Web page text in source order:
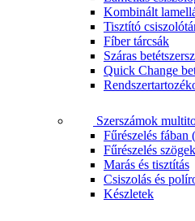
Kombinált
Tisztító
Fíber tárcsák
Száras
Quick Change
Szerszámok
Fűrészelés fában
Fűrészelés
Marás és tisztítás
Csiszolás és
Készletek